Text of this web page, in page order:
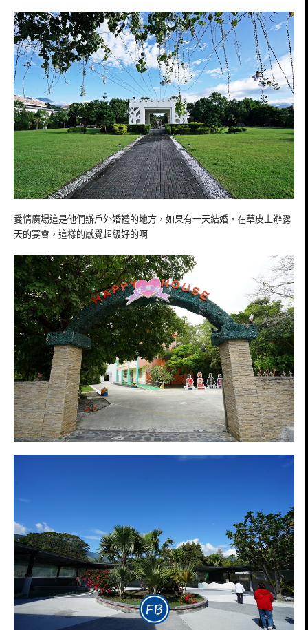
愛情廣場這是他們辦戶外婚禮的地方，如果有一天結婚，在草皮上辦露
天的宴會，這樣的感覺超級好的啊